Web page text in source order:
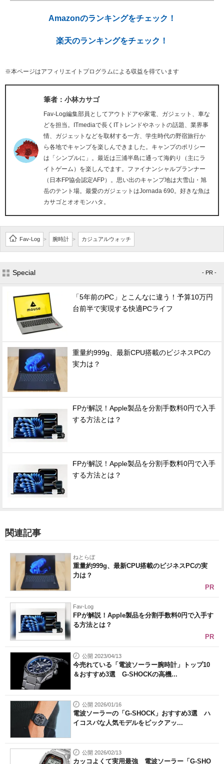
Amazonのランキングをチェック！
楽天のランキングをチェック！
※本ページはアフィリエイトプログラムによる収益を得ています
筆者：小林カサゴ
Fav-Log編集部員としてアウトドアや家電、ガジェット、車な
どを担当。ITmediaで長くITトレンドやネットの話題、業界事
情、ガジェットなどを取材する一方、学生時代の野宿旅行か
ら各地でキャンプを楽しんできました。キャンプのポリシー
は「シンプルに」。最近は三浦半島に通って海釣り（主にラ
イトゲーム）を楽しんでます。ファイナンシャルプランナー
（日本FP協会認定AFP）。思い出のキャンプ地は大雪山・旭
岳のテント場。最愛のガジェットはJornada 690。好きな魚は
カサゴとオオモンハタ。
Fav-Log > 腕時計 > カジュアルウォッチ
Special - PR -
「5年前のPC」とこんなに違う！予算10万円
台前半で実現する快適PCライフ
重量約999g、最新CPU搭載のビジネスPCの
実力は？
FPが解説！Apple製品を分割手数料0円で入手
する方法とは？
FPが解説！Apple製品を分割手数料0円で入手
する方法とは？
関連記事
ねとらぼ
重量約999g、最新CPU搭載のビジネスPCの実
力は？
PR
Fav-Log
FPが解説！Apple製品を分割手数料0円で入手す
る方法とは？
PR
公開 2023/04/13
今売れている「電波ソーラー腕時計」トップ10
＆おすすめ3選 G-SHOCKの高機...
公開 2026/01/16
電波ソーラーの「G-SHOCK」おすすめ3選 ハ
イコスパな人気モデルをピックアッ...
公開 2026/02/13
カッコよくて実用最強 電波ソーラー「G-SHO